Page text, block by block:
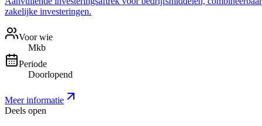
zakelijke investeringen.
Voor wie
Mkb
Periode
Doorlopend
Meer informatie
Deels open